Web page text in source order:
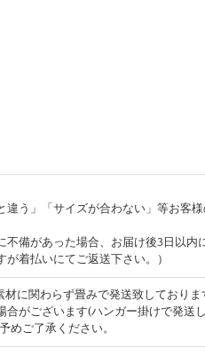
う」「サイズが合わない」等お客
備があった場合、お届け後3日以内
着払いにてご返送下さい。）
に関わらず畳みで発送致しておりま
がございます(ハンガー掛けで発送
めご了承ください。